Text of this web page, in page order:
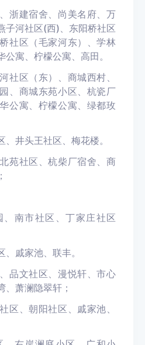
浙建宿舍、尚美名府、万
子河社区(西)、东阳桥社区
社区（毛家河东）、学林
寓、柠檬公寓、高田。
社区（东）、商城西村、
、商城东苑小区、杭瓷厂
公寓、柠檬公寓、绿都玫
井头王社区、梅花楼。
苑社区、杭柴厂宿舍、商
南市社区、丁家庄社区
戚家池、联丰。
品文社区、漫悦轩、市心
、萧澜隐翠轩；
区、朝阳社区、戚家池、